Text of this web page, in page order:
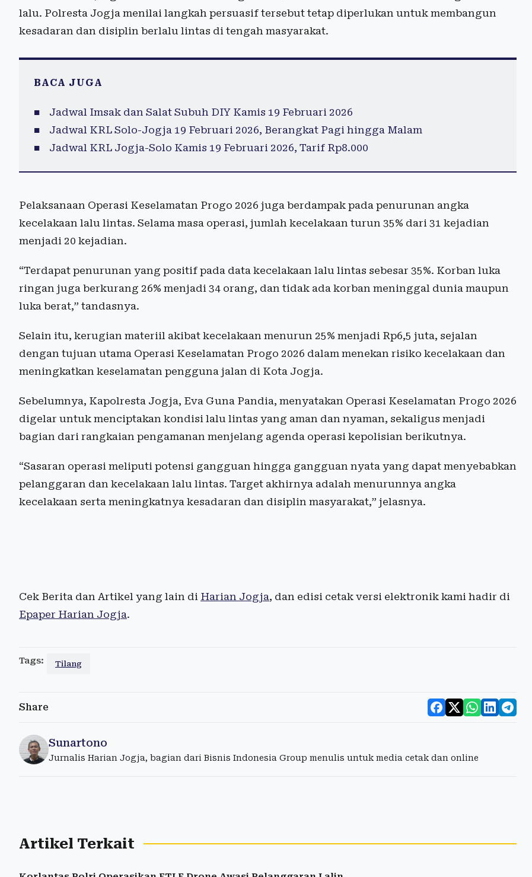
lalu. Polresta Jogja menilai langkah persuasif tersebut tetap diperlukan untuk membangun
kesadaran dan disiplin berlalu lintas di tengah masyarakat.
BACA JUGA
Jadwal Imsak dan Salat Subuh DIY Kamis 19 Februari 2026
Jadwal KRL Solo-Jogja 19 Februari 2026, Berangkat Pagi hingga Malam
Jadwal KRL Jogja-Solo Kamis 19 Februari 2026, Tarif Rp8.000
Pelaksanaan Operasi Keselamatan Progo 2026 juga berdampak pada penurunan angka
kecelakaan lalu lintas. Selama masa operasi, jumlah kecelakaan turun 35% dari 31 kejadian
menjadi 20 kejadian.
“Terdapat penurunan yang positif pada data kecelakaan lalu lintas sebesar 35%. Korban luka
ringan juga berkurang 26% menjadi 34 orang, dan tidak ada korban meninggal dunia maupun
luka berat,” tandasnya.
Selain itu, kerugian materiil akibat kecelakaan menurun 25% menjadi Rp6,5 juta, sejalan
dengan tujuan utama Operasi Keselamatan Progo 2026 dalam menekan risiko kecelakaan dan
meningkatkan keselamatan pengguna jalan di Kota Jogja.
Sebelumnya, Kapolresta Jogja, Eva Guna Pandia, menyatakan Operasi Keselamatan Progo 2026
digelar untuk menciptakan kondisi lalu lintas yang aman dan nyaman, sekaligus menjadi
bagian dari rangkaian pengamanan menjelang agenda operasi kepolisian berikutnya.
“Sasaran operasi meliputi potensi gangguan hingga gangguan nyata yang dapat menyebabkan
pelanggaran dan kecelakaan lalu lintas. Target akhirnya adalah menurunnya angka
kecelakaan serta meningkatnya kesadaran dan disiplin masyarakat,” jelasnya.
Cek Berita dan Artikel yang lain di Harian Jogja, dan edisi cetak versi elektronik kami hadir di
Epaper Harian Jogja.
Tags: Tilang
Share
Sunartono
Jurnalis Harian Jogja, bagian dari Bisnis Indonesia Group menulis untuk media cetak dan online
Artikel Terkait